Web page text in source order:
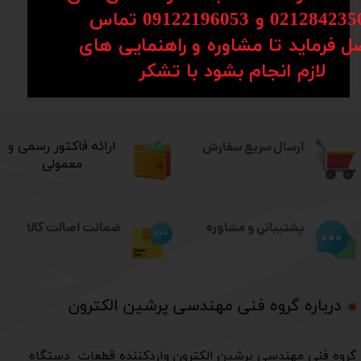
021-28423501
0912-7012418
0991-4530554
ارسال سریع سفارش
درباره گروه فنی مهندسی پرشین الکترون​​​​​​​
​گروه فنی مهندسی پرشین الکترون واردکننده قطعات دستگاه
​ارائه فاکتور رسمی و
معمولی
پشتیبانی و مشاوره ضمانت اصالت کالا
و 09122196053​​​​​​​ تماس
فرماید تا مشاوره و راهنمایی های
​​​​​​​لازم انجام بشود با تشکر​​​​​​​